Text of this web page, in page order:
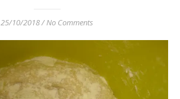
25/10/2018/No Comments